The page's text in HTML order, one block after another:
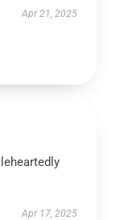
Apr 21, 2025
Apr 17, 2025